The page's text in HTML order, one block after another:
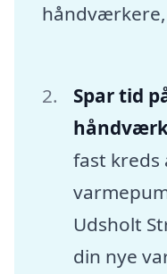
Spar tid
fast kreds
Udsholt
din nye